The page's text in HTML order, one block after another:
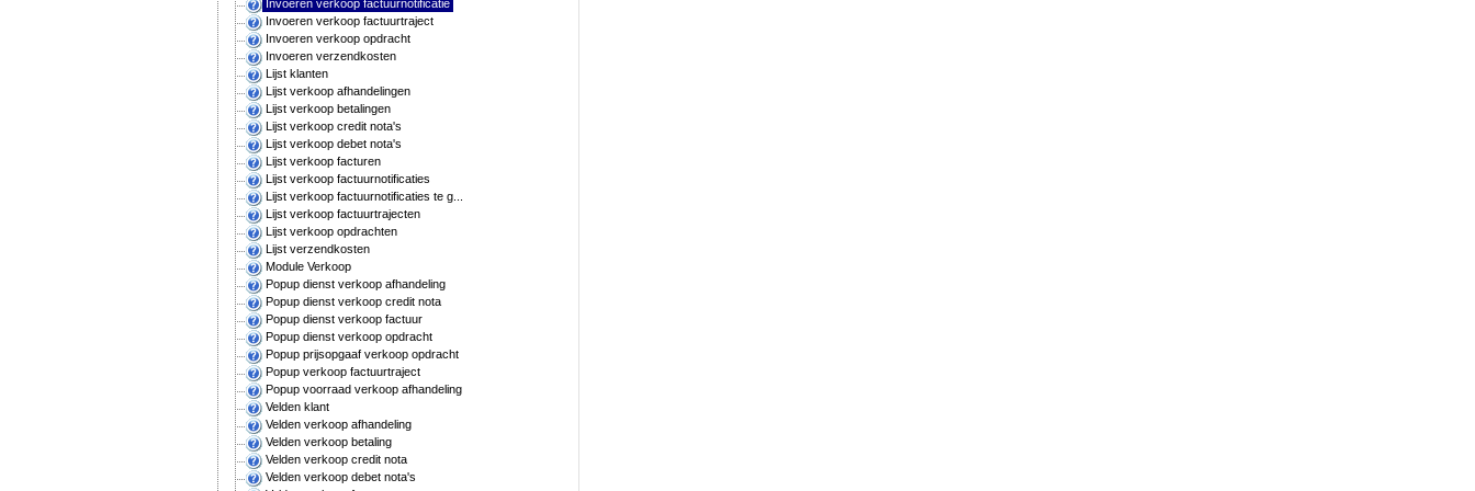
Invoeren verkoop factuurnotificatie
Invoeren verkoop factuurtraject
Invoeren verkoop opdracht
Invoeren verzendkosten
Lijst klanten
Lijst verkoop afhandelingen
Lijst verkoop betalingen
Lijst verkoop credit nota's
Lijst verkoop debet nota's
Lijst verkoop facturen
Lijst verkoop factuurnotificaties
Lijst verkoop factuurnotificaties te g...
Lijst verkoop factuurtrajecten
Lijst verkoop opdrachten
Lijst verzendkosten
Module Verkoop
Popup dienst verkoop afhandeling
Popup dienst verkoop credit nota
Popup dienst verkoop factuur
Popup dienst verkoop opdracht
Popup prijsopgaaf verkoop opdracht
Popup verkoop factuurtraject
Popup voorraad verkoop afhandeling
Velden klant
Velden verkoop afhandeling
Velden verkoop betaling
Velden verkoop credit nota
Velden verkoop debet nota's